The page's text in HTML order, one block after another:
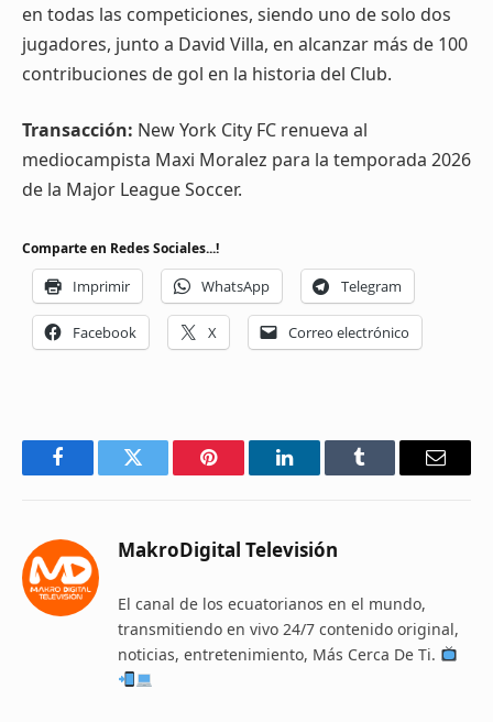
en todas las competiciones, siendo uno de solo dos
jugadores, junto a David Villa, en alcanzar más de 100
contribuciones de gol en la historia del Club.
Transacción: New York City FC renueva al
mediocampista Maxi Moralez para la temporada 2026
de la Major League Soccer.
Comparte en Redes Sociales...!
Imprimir WhatsApp Telegram
Facebook X Correo electrónico
FacebookTwitter Pinterest LinkedInTumblr Email
MakroDigital Televisión
El canal de los ecuatorianos en el mundo,
transmitiendo en vivo 24/7 contenido original,
noticias, entretenimiento, Más Cerca De Ti.